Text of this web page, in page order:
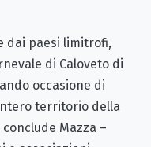
dai paesi limitrofi,
di Caloveto di
occasione di
territorio della
Mazza –